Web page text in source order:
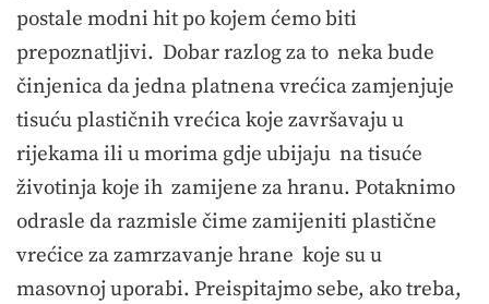
postale modni hit po kojem ćemo biti
prepoznatljivi. Dobar razlog za to neka bude
činjenica da jedna platnena vrećica zamjenjuje
tisuću plastičnih vrećica koje završavaju u
rijekama ili u morima gdje ubijaju na tisuće
životinja koje ih zamijene za hranu. Potaknimo
odrasle da razmisle čime zamijeniti plastične
vrećice za zamrzavanje hrane koje su u
masovnoj uporabi. Preispitajmo sebe, ako treba,